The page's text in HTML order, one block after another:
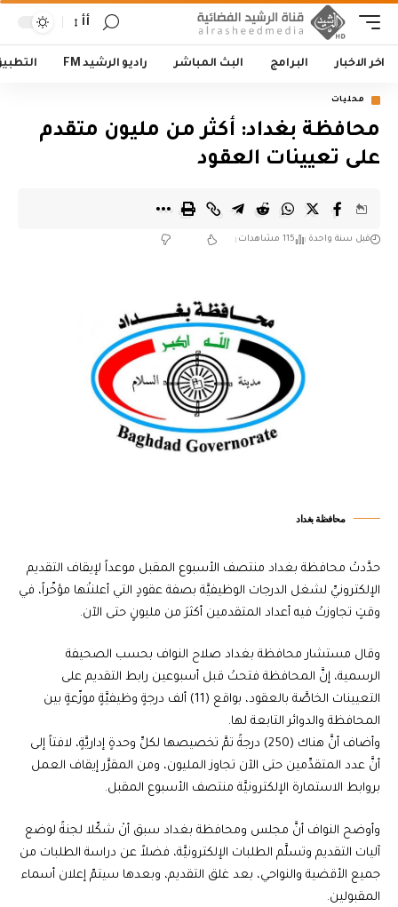
أأ
اخر الاخبار البرامج البث المباشر راديو الرشيد FM
محليات
محافظة بغداد: أكثر من مليون متقدم
على تعيينات العقود
قبل سنة واحدة 115 مشاهدات
محافظة بغداد
حدَّدتْ محافظة بغداد منتصف الأسبوع المقبل موعداً لإيقاف التقديم
الإلكترونيِّ لشغل الدرجات الوظيفيَّة بصفة عقودٍ التي أعلنتْها مؤخّراً، في
وقتٍ تجاوزتْ فيه أعداد المتقدمين أكثرَ من مليونٍ حتى الآن.
وقال مستشار محافظة بغداد صلاح النواف بحسب الصحيفة
الرسمية، إنَّ المحافظة فتحتْ قبل أسبوعين رابط التقديم على
التعيينات الخاصَّة بالعقود، بواقع (11) ألف درجةٍ وظيفيَّةٍ موزّعةٍ بين
المحافظة والدوائر التابعة لها.
وأضاف أنَّ هناك (250) درجةً تمَّ تخصيصها لكلِّ وحدةٍ إداريَّةٍ، لافتاً إلى
أنَّ عدد المتقدِّمين حتى الآن تجاوز المليون، ومن المقرَّر إيقاف العمل
بروابط الاستمارة الإلكترونيَّة منتصف الأسبوع المقبل.
وأوضح النواف أنَّ مجلس ومحافظة بغداد سبق أنْ شكّلا لجنةً لوضع
آليات التقديم وتسلَّم الطلبات الإلكترونيَّة، فضلاً عن دراسة الطلبات من
جميع الأقضية والنواحي، بعد غلق التقديم، وبعدها سيتمّ إعلان أسماء
المقبولين.